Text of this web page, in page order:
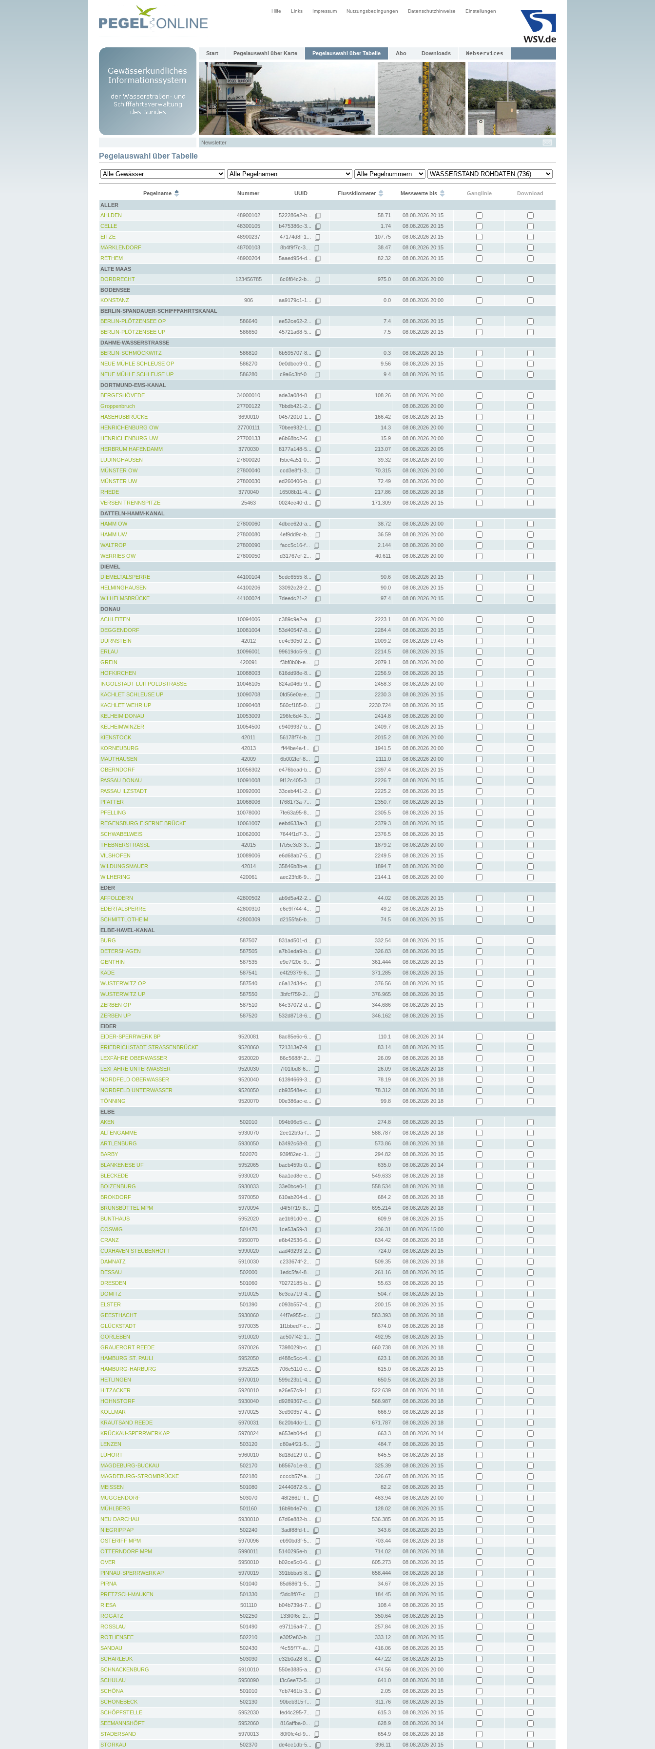
Hilfe Links Impressum Nutzungsbedingungen Datenschutzhinweise Einstellungen
Start Pegelauswahl über Karte Pegelauswahl über Tabelle Abo Downloads Webservices
Newsletter
Pegelauswahl über Tabelle
Pegelname Nummer UUID Flusskilometer Messwerte bis Ganglinie
Download
ALLER
AHLDEN
48900102 522286e2-b... 58.71
08.08.2026 20:15
CELLE
48300105 b475386c-3... 1.74
08.08.2026 20:15
EITZE
48900237 47174d8f-1... 107.75
08.08.2026 20:15
MARKLENDORF
48700103 8b4f9f7c-3... 38.47
08.08.2026 20:15
RETHEM
48900204 5aaed954-d... 82.32
08.08.2026 20:15
ALTE MAAS
DORDRECHT
123456785 6c6f84c2-b... 975.0
08.08.2026 20:00
BODENSEE
KONSTANZ
906 aa9179c1-1... 0.0
08.08.2026 20:00
BERLIN-SPANDAUER-SCHIFFFAHRTSKANAL
BERLIN-PLÖTZENSEE OP
586640 ee52ce62-2... 7.4
08.08.2026 20:15
BERLIN-PLÖTZENSEE UP
586650 45721a68-5... 7.5
08.08.2026 20:15
DAHME-WASSERSTRASSE
BERLIN-SCHMÖCKWITZ
586810 6b595707-8... 0.3
08.08.2026 20:15
NEUE MÜHLE SCHLEUSE OP
586270 0e0dbcc9-0... 9.56
08.08.2026 20:15
NEUE MÜHLE SCHLEUSE UP
586280 c9a6c3bf-0... 9.4
08.08.2026 20:15
DORTMUND-EMS-KANAL
BERGESHÖVEDE
34000010 ade3a084-8... 108.26
08.08.2026 20:00
Groppenbruch
27700122 7bbdb421-2...
08.08.2026 20:00
HASEHUBBRÜCKE
3690010 04572010-1... 166.42
08.08.2026 20:15
HENRICHENBURG OW
27700111 70bee932-1... 14.3
08.08.2026 20:00
HENRICHENBURG UW
27700133 e6b68bc2-6... 15.9
08.08.2026 20:00
HERBRUM HAFENDAMM
3770030 8177a148-5... 213.07
08.08.2026 20:05
LÜDINGHAUSEN
27800020 f5bc4a51-0... 39.32
08.08.2026 20:00
MÜNSTER OW
27800040 ccd3e8f1-3... 70.315
08.08.2026 20:00
MÜNSTER UW
27800030 ed260406-b... 72.49
08.08.2026 20:00
RHEDE
3770040 16508b11-4... 217.86
08.08.2026 20:18
VERSEN TRENNSPITZE
25463 0024cc40-d... 171.309
08.08.2026 20:15
DATTELN-HAMM-KANAL
HAMM OW
27800060 4dbce62d-a... 38.72
08.08.2026 20:00
HAMM UW
27800080 4ef9dd9c-b... 36.59
08.08.2026 20:00
WALTROP
27800090 facc5c16-f... 2.144
08.08.2026 20:00
WERRIES OW
27800050 d31767ef-2... 40.611
08.08.2026 20:00
DIEMEL
DIEMELTALSPERRE
44100104 5cdc6555-8... 90.6
08.08.2026 20:15
HELMINGHAUSEN
44100206 33092c28-2... 90.0
08.08.2026 20:15
WILHELMSBRÜCKE
44100024 7deedc21-2... 97.4
08.08.2026 20:15
DONAU
ACHLEITEN
10094006 c389c9e2-a... 2223.1
08.08.2026 20:00
DEGGENDORF
10081004 53d40547-8... 2284.4
08.08.2026 20:15
DÜRNSTEIN
42012 ce4e3050-2... 2009.2
08.08.2026 19:45
ERLAU
10096001 99619dc5-9... 2214.5
08.08.2026 20:15
GREIN
420091 f3bf0b0b-e... 2079.1
08.08.2026 20:00
HOFKIRCHEN
10088003 616dd98e-8... 2256.9
08.08.2026 20:15
INGOLSTADT LUITPOLDSTRASSE
10046105 824a046b-9... 2458.3
08.08.2026 20:00
KACHLET SCHLEUSE UP
10090708 0fd56e0a-e... 2230.3
08.08.2026 20:15
KACHLET WEHR UP
10090408 560cf185-0... 2230.724
08.08.2026 20:15
KELHEIM DONAU
10053009 296fc6d4-3... 2414.8
08.08.2026 20:00
KELHEIMWINZER
10054500 c9409937-b... 2409.7
08.08.2026 20:15
KIENSTOCK
42011 56178f74-b... 2015.2
08.08.2026 20:00
KORNEUBURG
42013 ff44be4a-f... 1941.5
08.08.2026 20:00
MAUTHAUSEN
42009 6b002fef-8... 2111.0
08.08.2026 20:00
OBERNDORF
10056302 e476bcad-b... 2397.4
08.08.2026 20:15
PASSAU DONAU
10091008 9f12c405-3... 2226.7
08.08.2026 20:15
PASSAU ILZSTADT
10092000 33ceb441-2... 2225.2
08.08.2026 20:15
PFATTER
10068006 f768173a-7... 2350.7
08.08.2026 20:15
PFELLING
10078000 7fe63a95-8... 2305.5
08.08.2026 20:15
REGENSBURG EISERNE BRÜCKE
10061007 eebd633a-3... 2379.3
08.08.2026 20:15
SCHWABELWEIS
10062000 7644f1d7-3... 2376.5
08.08.2026 20:15
THEBNERSTRASSL
42015 f7b5c3d3-3... 1879.2
08.08.2026 20:00
VILSHOFEN
10089006 e6d68ab7-5... 2249.5
08.08.2026 20:15
WILDUNGSMAUER
42014 35846b8b-e... 1894.7
08.08.2026 20:00
WILHERING
420061 aec23fd6-9... 2144.1
08.08.2026 20:00
EDER
AFFOLDERN
42800502 ab9d5a42-2... 44.02
08.08.2026 20:15
EDERTALSPERRE
42800310 c6e9f744-4... 49.2
08.08.2026 20:15
SCHMITTLOTHEIM
42800309 d2155fa6-b... 74.5
08.08.2026 20:15
ELBE-HAVEL-KANAL
BURG
587507 831ad501-d... 332.54
08.08.2026 20:15
DETERSHAGEN
587505 a7b1eda9-b... 326.83
08.08.2026 20:15
GENTHIN
587535 e9e7f20c-9... 361.444
08.08.2026 20:15
KADE
587541 e4f29379-6... 371.285
08.08.2026 20:15
WUSTERWITZ OP
587540 c6a12d34-c... 376.56
08.08.2026 20:15
WUSTERWITZ UP
587550 3bfcf759-2... 376.965
08.08.2026 20:15
ZERBEN OP
587510 64c37072-d... 344.686
08.08.2026 20:15
ZERBEN UP
587520 532d8718-6... 346.162
08.08.2026 20:15
EIDER
EIDER-SPERRWERK BP
9520081 8ac85e6c-6... 110.1
08.08.2026 20:14
FRIEDRICHSTADT STRASSENBRÜCKE
9520060 721313e7-9... 83.14
08.08.2026 20:15
LEXFÄHRE OBERWASSER
9520020 86c5688f-2... 26.09
08.08.2026 20:18
LEXFÄHRE UNTERWASSER
9520030 7f01fbd8-6... 26.09
08.08.2026 20:18
NORDFELD OBERWASSER
9520040 61394669-3... 78.19
08.08.2026 20:18
NORDFELD UNTERWASSER
9520050 cb93548e-c... 78.312
08.08.2026 20:18
TÖNNING
9520070 00e386ac-e... 99.8
08.08.2026 20:18
ELBE
AKEN
502010 094b96e5-c... 274.8
08.08.2026 20:15
ALTENGAMME
5930070 2ee12b9a-f... 588.787
08.08.2026 20:18
ARTLENBURG
5930050 b3492c68-8... 573.86
08.08.2026 20:18
BARBY
502070 939f82ec-1... 294.82
08.08.2026 20:15
BLANKENESE UF
5952065 bacb459b-0... 635.0
08.08.2026 20:14
BLECKEDE
5930020 6aa1cd8e-e... 549.633
08.08.2026 20:18
BOIZENBURG
5930033 33e0bce0-1... 558.534
08.08.2026 20:18
BROKDORF
5970050 610ab204-d... 684.2
08.08.2026 20:18
BRUNSBÜTTEL MPM
5970094 d4f5f719-8... 695.214
08.08.2026 20:18
BUNTHAUS
5952020 ae1b91d0-e... 609.9
08.08.2026 20:15
COSWIG
501470 1ce53a59-3... 236.31
08.08.2026 15:00
CRANZ
5950070 e6b42536-6... 634.42
08.08.2026 20:18
CUXHAVEN STEUBENHÖFT
5990020 aad49293-2... 724.0
08.08.2026 20:15
DAMNATZ
5910030 c233674f-2... 509.35
08.08.2026 20:18
DESSAU
502000 1edc5fa4-8... 261.16
08.08.2026 20:15
DRESDEN
501060 70272185-b... 55.63
08.08.2026 20:15
DÖMITZ
5910025 6e3ea719-4... 504.7
08.08.2026 20:15
ELSTER
501390 c093b557-4... 200.15
08.08.2026 20:15
GEESTHACHT
5930060 44f7e955-c... 583.393
08.08.2026 20:18
GLÜCKSTADT
5970035 1f1bbed7-c... 674.0
08.08.2026 20:18
GORLEBEN
5910020 ac507f42-1... 492.95
08.08.2026 20:15
GRAUERORT REEDE
5970026 7398029b-c... 660.738
08.08.2026 20:18
HAMBURG ST. PAULI
5952050 d488c5cc-4... 623.1
08.08.2026 20:18
HAMBURG-HARBURG
5952025 706e5110-c... 615.0
08.08.2026 20:15
HETLINGEN
5970010 599c23b1-4... 650.5
08.08.2026 20:18
HITZACKER
5920010 a26e57c9-1... 522.639
08.08.2026 20:18
HOHNSTORF
5930040 d9289367-c... 568.987
08.08.2026 20:18
KOLLMAR
5970025 3ed90357-4... 666.9
08.08.2026 20:18
KRAUTSAND REEDE
5970031 8c20b4dc-1... 671.787
08.08.2026 20:18
KRÜCKAU-SPERRWERK AP
5970024 a653eb04-d... 663.3
08.08.2026 20:14
LENZEN
503120 c80a4f21-5... 484.7
08.08.2026 20:15
LÜHORT
5960010 8d18d129-0... 645.5
08.08.2026 20:18
MAGDEBURG-BUCKAU
502170 b8567c1e-8... 325.39
08.08.2026 20:15
MAGDEBURG-STROMBRÜCKE
502180 ccccb57f-a... 326.67
08.08.2026 20:15
MEISSEN
501080 24440872-5... 82.2
08.08.2026 20:15
MÜGGENDORF
503070 48f2661f-f... 463.94
08.08.2026 20:00
MÜHLBERG
501160 16b9b4e7-b... 128.02
08.08.2026 20:15
NEU DARCHAU
5930010 67d6e882-b... 536.385
08.08.2026 20:15
NIEGRIPP AP
502240 3adf88fd-f... 343.6
08.08.2026 20:15
OSTERIFF MPM
5970096 eb90bd3f-5... 703.44
08.08.2026 20:18
OTTERNDORF MPM
5990011 5140295e-b... 714.02
08.08.2026 20:18
OVER
5950010 b02ce5c0-6... 605.273
08.08.2026 20:15
PINNAU-SPERRWERK AP
5970019 391bbba5-8... 658.444
08.08.2026 20:18
PIRNA
501040 85d686f1-5... 34.67
08.08.2026 20:15
PRETZSCH-MAUKEN
501330 f3dc8f07-c... 184.45
08.08.2026 20:15
RIESA
501110 b04b739d-7... 108.4
08.08.2026 20:15
ROGÄTZ
502250 133f0f6c-2... 350.64
08.08.2026 20:15
ROSSLAU
501490 e97116a4-7... 257.84
08.08.2026 20:15
ROTHENSEE
502210 e30f2e83-b... 333.12
08.08.2026 20:15
SANDAU
502430 f4c55f77-a... 416.06
08.08.2026 20:15
SCHARLEUK
503030 e32b0a28-8... 447.22
08.08.2026 20:15
SCHNACKENBURG
5910010 550e3885-a... 474.56
08.08.2026 20:00
SCHULAU
5950090 f3c6ee73-5... 641.0
08.08.2026 20:18
SCHÖNA
501010 7cb7461b-3... 2.05
08.08.2026 20:15
SCHÖNEBECK
502130 90bcb315-f... 311.76
08.08.2026 20:15
SCHÖPFSTELLE
5952030 fed4c295-7... 615.3
08.08.2026 20:15
SEEMANNSHÖFT
5952060 816affba-0... 628.9
08.08.2026 20:14
STADERSAND
5970013 80f0fc4d-9... 654.9
08.08.2026 20:18
STORKAU
502370 de4cc1db-5... 396.11 08.08.2026 20:15